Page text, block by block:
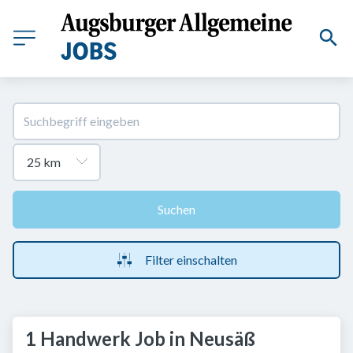
Suchen
Filter einschalten
1 Handwerk Job in Neusäß